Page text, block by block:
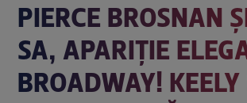
PIERCE BROSNAN
SA, APARIȚIE
BROADWAY! KEELY